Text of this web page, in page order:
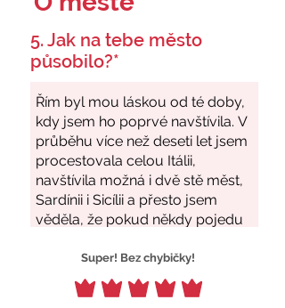
5. Jak na tebe město
působilo?*
Super! Bez chybičky!